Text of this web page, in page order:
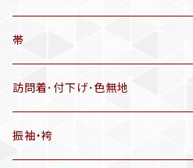
羽織
半幅帯
有松絞り浴衣(6～9月頃)
アンティーク着物
リサイクル着物
帯
リサイクル帯
アンティーク帯
訪問着･付下げ･色無地
振袖・袴